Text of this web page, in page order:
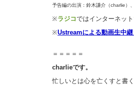
予告編の出演：鈴木謙介（charlie）
※ラジコではインターネッ
※Ustreamによる動画生中
＝＝＝＝＝
charlieです。
忙しいとは心を亡くすと書